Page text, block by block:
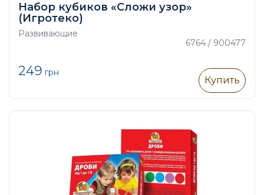
Набор кубиков «Сложи узор»
(Игротеко)
Развивающие
6764 / 900477
249 грн
Купить